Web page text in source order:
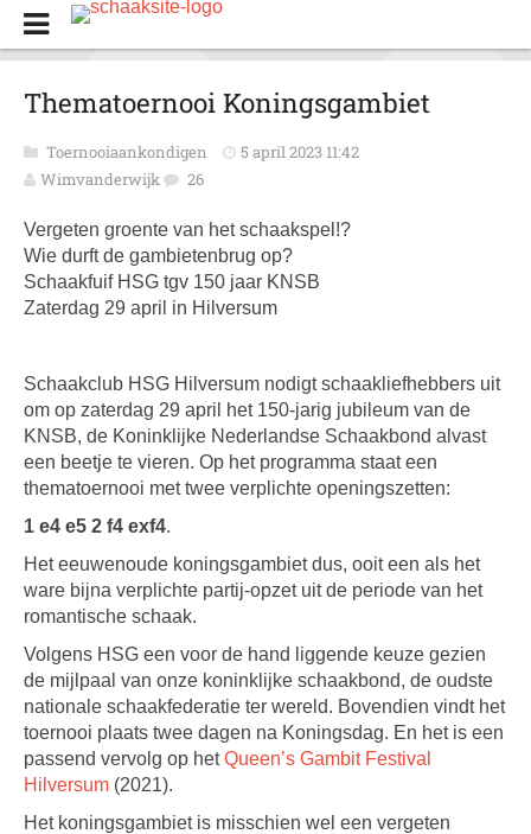
Thematoernooi Koningsgambiet
Toernooiaankondigen
5 april 2023 11:42
Wimvanderwijk
26
Vergeten groente van het schaakspel!?
Wie durft de gambietenbrug op?
Schaakfuif HSG tgv 150 jaar KNSB
Zaterdag 29 april in Hilversum
Schaakclub HSG Hilversum nodigt schaakliefhebbers uit
om op zaterdag 29 april het 150-jarig jubileum van de
KNSB, de Koninklijke Nederlandse Schaakbond alvast
een beetje te vieren. Op het programma staat een
thematoernooi met twee verplichte openingszetten:
1 e4 e5 2 f4 exf4.
Het eeuwenoude koningsgambiet dus, ooit een als het
ware bijna verplichte partij-opzet uit de periode van het
romantische schaak.
Volgens HSG een voor de hand liggende keuze gezien
de mijlpaal van onze koninklijke schaakbond, de oudste
nationale schaakfederatie ter wereld. Bovendien vindt het
toernooi plaats twee dagen na Koningsdag. En het is een
passend vervolg op hetQueen’s Gambit Festival
Hilversum (2021).
Het koningsgambiet is misschien wel een vergeten